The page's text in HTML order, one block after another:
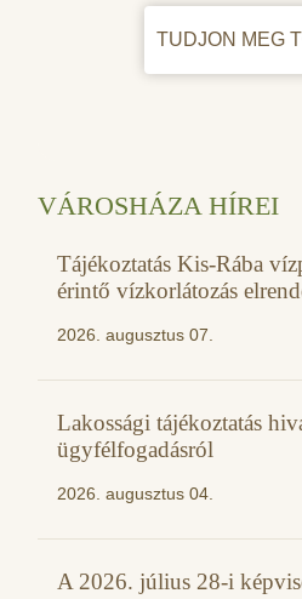
TUDJON MEG
VÁROSHÁZA HÍREI
Tájékoztatás Kis-Rába
érintő vízkorlátozás
2026. augusztus 07.
Lakossági tájékoztatás
ügyfélfogadásról
2026. augusztus 04.
A 2026. július 28-i